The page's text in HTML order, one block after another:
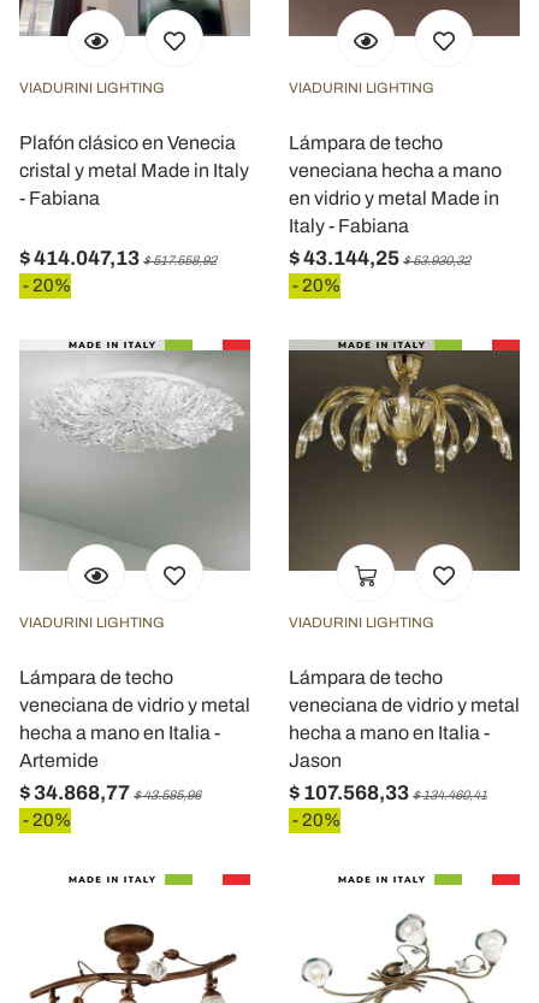
VIADURINI LIGHTING
Plafón clásico en Venecia
cristal y metal Made in Italy
- Fabiana
$ 414.047,13 $ 517.558,92
- 20%
VIADURINI LIGHTING
Lámpara de techo
veneciana hecha a mano
en vidrio y metal Made in
Italy - Fabiana
$ 43.144,25 $ 53.930,32
- 20%
VIADURINI LIGHTING
Lámpara de techo
veneciana de vidrio y metal
hecha a mano en Italia -
Artemide
$ 34.868,77 $ 43.585,96
- 20%
VIADURINI LIGHTING
Lámpara de techo
veneciana de vidrio y metal
hecha a mano en Italia -
Jason
$ 107.568,33 $ 134.460,41
- 20%